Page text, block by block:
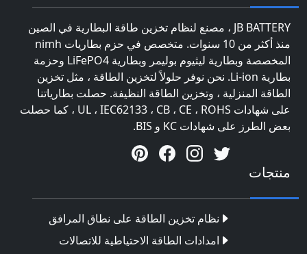
JB BATTERY ، مصنع لنظام تخزين طاقة البطارية في الصين
منذ أكثر من 10 سنوات. متخصص في حزم بطاريات nimh
المخصصة وبطارية ليثيوم بوليمر وبطارية LiFePO4 وحزمة
بطارية Li-ion. نحن نوفر حلولاً لتخزين الطاقة ، مثل تخزين
الطاقة المنزلية ، وتخزين الطاقة النظيفة. حصلت بطارياتنا
على شهادات UL ، IEC62133 ، CB ، CE ، ROHS ، كما حصلت
بعض الطرز على شهادات KC و BIS.
منتجات
نظام تخزين الطاقة على نطاق المرافق
امدادات الطاقة الاحتياطية للاتصالات